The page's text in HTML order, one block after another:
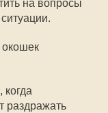
на вопросы
когда
раздражать